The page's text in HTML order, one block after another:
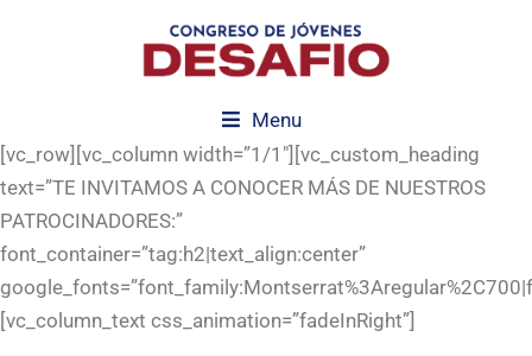
Menu
[vc_row][vc_column width=”1/1″][vc_custom_heading
text=”TE INVITAMOS A CONOCER MÁS DE NUESTROS
PATROCINADORES:”
font_container=”tag:h2|text_align:center”
[vc_column_text css_animation=”fadeInRight”]